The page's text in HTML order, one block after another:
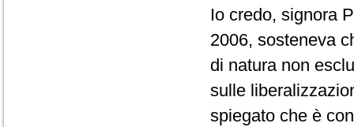
Io credo, signora
2006, sosteneva
di natura non
sulle
spiegato che è